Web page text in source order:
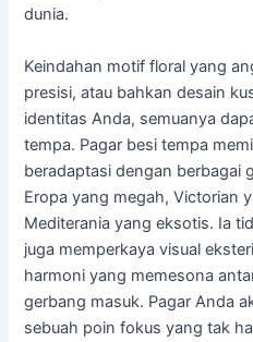
dunia.
Keindahan motif floral yang
presisi, atau bahkan desain
identitas Anda, semuanya
tempa. Pagar besi tempa
beradaptasi dengan berbagai
Eropa yang megah, Victorian
Mediterania yang eksotis. Ia
juga memperkaya visual
harmoni yang memesona
gerbang masuk. Pagar Anda
sebuah poin fokus yang tak